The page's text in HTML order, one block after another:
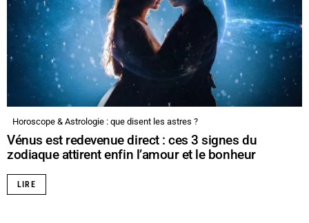
Horoscope & Astrologie : que disent les astres ?
Vénus est redevenue direct : ces 3 signes du
zodiaque attirent enfin l’amour et le bonheur
LIRE